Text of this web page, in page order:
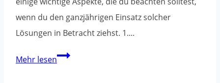
wenn du den ganzjährigen Einsatz solcher
Lösungen in Betracht ziehst. 1....
Mehr lesenKann